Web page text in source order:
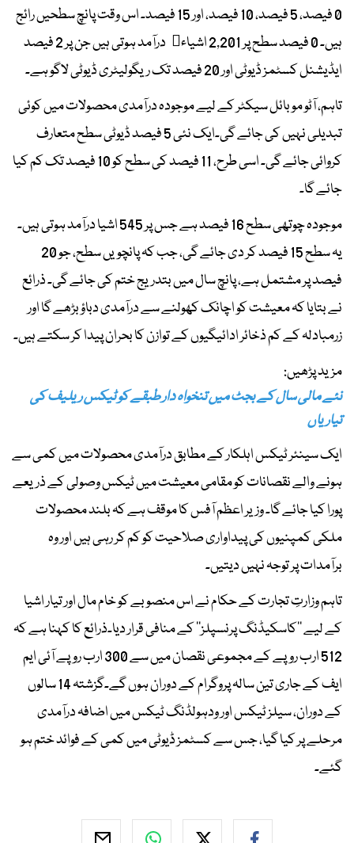
0 فیصد، 5 فیصد، 10 فیصد، اور 15 فیصد۔ اس وقت پانچ سطحیں رائج
ہیں۔ 0 فیصد سطح پر 2,201 اشیاء￿ درآمد ہوتی ہیں جن پر 2 فیصد
ایڈیشنل کسٹمز ڈیوٹی اور 20 فیصد تک ریگولیٹری ڈیوٹی لاگو ہے۔
تاہم، آٹو موبائل سیکٹر کے لیے موجودہ درآمدی محصولات میں کوئی
تبدیلی نہیں کی جائے گی۔ایک نئی 5 فیصد ڈیوٹی سطح متعارف
کروائی جائے گی۔ اسی طرح، 11 فیصد کی سطح کو 10 فیصد تک کم کیا
جائے گا۔
موجودہ چوتھی سطح 16 فیصد ہے جس پر 545 اشیا درآمد ہوتی ہیں۔
یہ سطح 15 فیصد کر دی جائے گی، جب کہ پانچویں سطح، جو 20
فیصد پر مشتمل ہے، پانچ سال میں بتدریج ختم کی جائے گی۔ ذرائع
نے بتایا کہ معیشت کو اچانک کھولنے سے درآمدی دباؤ بڑھے گا اور
زرمبادلہ کے کم ذخائر ادائیگیوں کے توازن کا بحران پیدا کر سکتے ہیں۔
مزید پڑھیں:
نئے مالی سال کے بجٹ میں تنخواہ دار طبقے کو ٹیکس ریلیف کی
تیاریاں
ایک سینئر ٹیکس اہلکار کے مطابق درآمدی محصولات میں کمی سے
ہونے والے نقصانات کو مقامی معیشت میں ٹیکس وصولی کے ذریعے
پورا کیا جائے گا۔ وزیر اعظم آفس کا موقف ہے کہ بلند محصولات
ملکی کمپنیوں کی پیداواری صلاحیت کو کم کر رہی ہیں اور وہ
برآمدات پر توجہ نہیں دیتیں۔
تاہم وزارتِ تجارت کے حکام نے اس منصوبے کو خام مال اور تیار اشیا
کے لیے ’’کاسکیڈنگ پرنسپلز‘‘ کے منافی قرار دیا۔ذرائع کا کہنا ہے کہ
512 ارب روپے کے مجموعی نقصان میں سے 300 ارب روپے آئی ایم
ایف کے جاری تین سالہ پروگرام کے دوران ہوں گے۔گزشتہ 14 سالوں
کے دوران، سیلز ٹیکس اور ودہولڈنگ ٹیکس میں اضافہ درآمدی
مرحلے پر کیا گیا، جس سے کسٹمز ڈیوٹی میں کمی کے فوائد ختم ہو
گئے۔